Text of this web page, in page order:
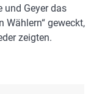
und Geyer das
Wählern“ geweckt,
zeigten.